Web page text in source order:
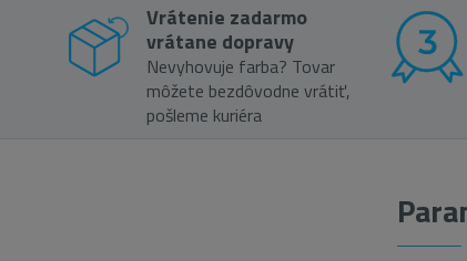
Vrátenie zadarmo
vrátane dopravy
Nevyhovuje farba? Tovar
môžete bezdôvodne vrátiť,
pošleme kuriéra